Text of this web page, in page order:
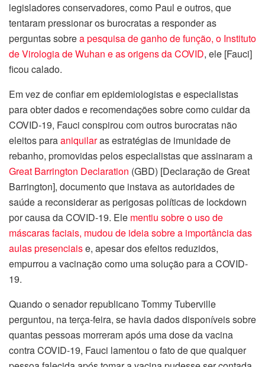
legisladores conservadores, como Paul e outros, que
tentaram pressionar os burocratas a responder as
perguntas sobrea pesquisa de ganho de função, o Instituto
de Virologia de Wuhan e as origens da COVID, ele [Fauci]
ficou calado.
Em vez de confiar em epidemiologistas e especialistas
para obter dados e recomendações sobre como cuidar da
COVID-19, Fauci conspirou com outros burocratas não
eleitos paraaniquilaras estratégias de imunidade de
rebanho, promovidas pelos especialistas que assinaram a
Great Barrington Declaration (GBD) [Declaração de Great
Barrington], documento que instava as autoridades de
saúde a reconsiderar as perigosas políticas de lockdown
por causa da COVID-19. Ele mentiu sobre o uso de
máscaras faciais, mudou de ideia sobre a importância das
aulas presenciaise, apesar dos efeitos reduzidos,
empurrou a vacinação como uma solução para a COVID-
19.
Quando o senador republicano Tommy Tuberville
perguntou, na terça-feira, se havia dados disponíveis sobre
quantas pessoas morreram após uma dose da vacina
contra COVID-19, Fauci lamentou o fato de que qualquer